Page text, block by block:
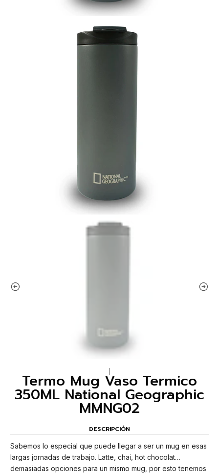
Termo Mug Vaso Termico
350ML National Geographic
MMNG02
DESCRIPCIÓN
Sabemos lo especial que puede llegar a ser un mug en esas
largas jornadas de trabajo. Latte, chai, hot chocolat…
demasiadas opciones para un mismo mug, por esto tenemos